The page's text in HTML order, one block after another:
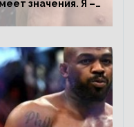
значения. Я –